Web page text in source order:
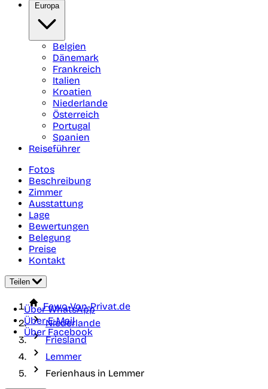
Europa
Belgien
Dänemark
Frankreich
Italien
Kroatien
Niederlande
Österreich
Portugal
Spanien
Reiseführer
Fotos
Beschreibung
Zimmer
Ausstattung
Lage
Bewertungen
Belegung
Preise
Kontakt
Teilen
Über WhatsApp
Über E-Mail
Über Facebook
Fewo-Von-Privat.de
Niederlande
Friesland
Lemmer
Ferienhaus in Lemmer